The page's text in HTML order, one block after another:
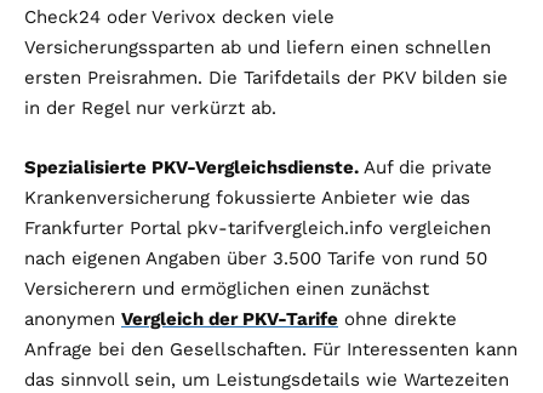
Check24 oder Verivox decken viele
Versicherungssparten ab und liefern einen schnellen
ersten Preisrahmen. Die Tarifdetails der PKV bilden sie
in der Regel nur verkürzt ab.
Spezialisierte PKV-Vergleichsdienste. Auf die private
Krankenversicherung fokussierte Anbieter wie das
Frankfurter Portal pkv-tarifvergleich.info vergleichen
nach eigenen Angaben über 3.500 Tarife von rund 50
Versicherern und ermöglichen einen zunächst
anonymen Vergleich der PKV-Tarife ohne direkte
Anfrage bei den Gesellschaften. Für Interessenten kann
das sinnvoll sein, um Leistungsdetails wie Wartezeiten